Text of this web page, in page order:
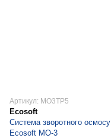
Артикул: MO3TP5
Ecosoft
Система зворотного осмосу
Ecosoft МО-3